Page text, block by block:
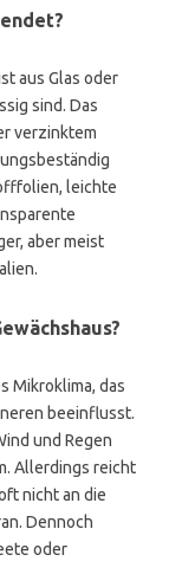
aus Glas oder
sind. Das
verzinktem
leichte
aber meist
Mikroklima, das
beeinflusst.
und Regen
Allerdings reicht
nicht an die
Dennoch
oder